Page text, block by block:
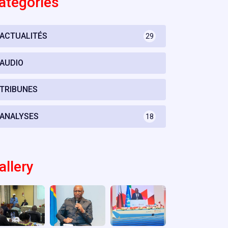
29
18